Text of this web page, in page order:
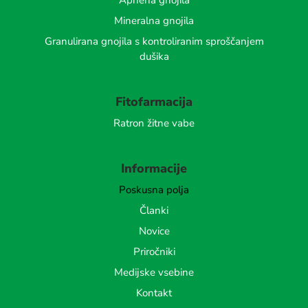
Mineralna gnojila
Granulirana gnojila s kontroliranim sproščanjem
dušika
Fitofarmacija
Ratron žitne vabe
Informacije
Poskusna polja
Članki
Novice
Priročniki
Medijske vsebine
Kontakt